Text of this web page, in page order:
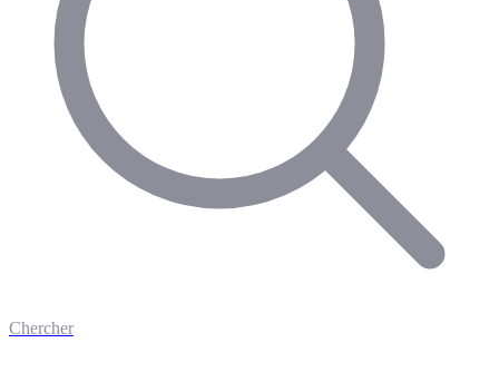
Chercher